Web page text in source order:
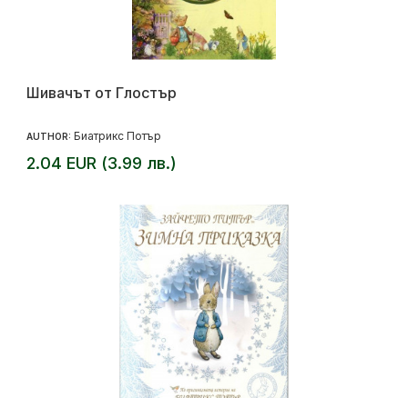
Шивачът от Глостър
AUTHOR: Биатрикс Потър
2.04 EUR (3.99 лв.)